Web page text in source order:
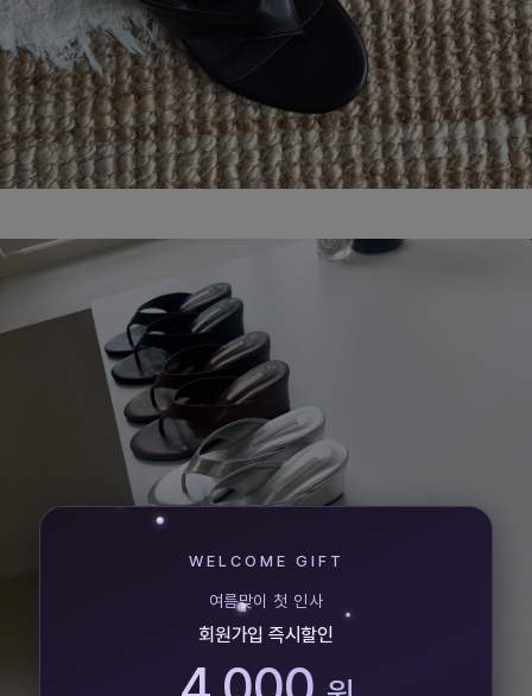
WELCOME GIFT
여름맞이 첫 인사
회원가입 즉시할인